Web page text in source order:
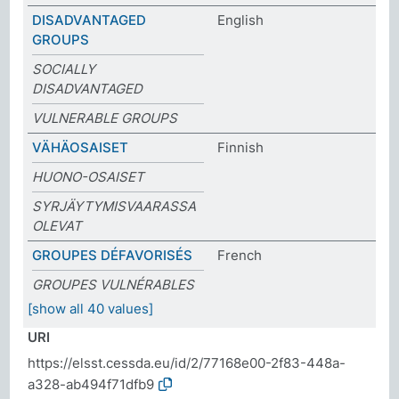
DISADVANTAGED
GROUPS
English
SOCIALLY
DISADVANTAGED
VULNERABLE GROUPS
VÄHÄOSAISET
Finnish
HUONO-OSAISET
SYRJÄYTYMISVAARASSA
OLEVAT
GROUPES DÉFAVORISÉS
French
GROUPES VULNÉRABLES
[show all 40 values]
URI
https://elsst.cessda.eu/id/2/77168e00-2f83-448a-
a328-ab494f71dfb9